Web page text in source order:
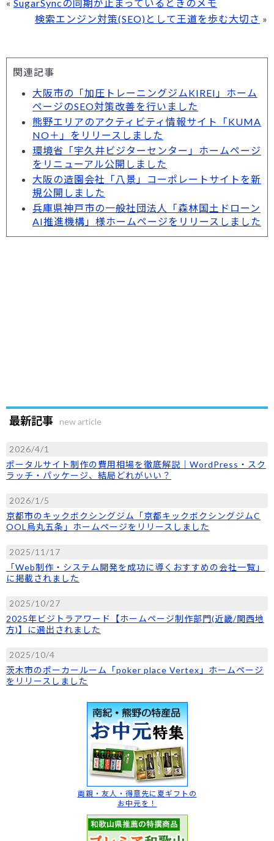
« SugarSyncの同期が止まっているときのメモ
検索エンジン対策(SEO)として王道を歩む大切さ »
関連記事
大阪市の「加圧トレーニングジムKIREI」ホーム
ページのSEO対策改善を行いました
熊野エリアのアクティビティ情報サイト「KUMA
NO＋」をリリースしました
環境省「宇久井ビジターセンター」ホームページ
をリニューアル公開しました
大阪の造園会社「八景」コーポレートサイトを新
規公開しました
兵庫県神戸市の一般社団法人「森林国土ドローン
AI推進機構」様ホームページをリリースしました
最新記事 new article
2026/4/1
ポータルサイト制作の費用相場を徹底解説｜WordPress・スク
ラッチ・パッケージ、結局どれがいい？
2026/1/5
京都市のキックボクシングジム「京都キックボクシングジムC
OOL烏丸五条」ホームページをリリースしました
2025/11/17
「Web制作・システム開発を成功に導くおすすめの会社一覧」
に掲載されました
2025/10/27
2025年ビジトラアワード【ホームページ制作部門(近畿/関西地
方)】に選出されました
2025/10/4
茨木市のポーカールーム「poker place Vertex」ホームページ
をリリースしました
両親・友人・得意先に 夏ギフトの
お中元を！